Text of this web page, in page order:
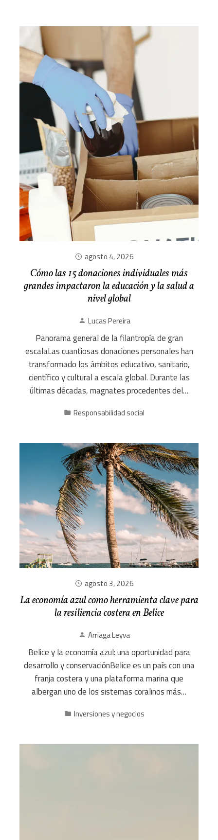
agosto 4, 2026
Cómo las 15 donaciones individuales más
grandes impactaron la educación y la salud a
nivel global
Lucas Pereira
Panorama general de la filantropía de gran
escalaLas cuantiosas donaciones personales han
transformado los ámbitos educativo, sanitario,
científico y cultural a escala global. Durante las
últimas décadas, magnates procedentes del…
Responsabilidad social
agosto 3, 2026
La economía azul como herramienta clave para
la resiliencia costera en Belice
Arriaga Leyva
Belice y la economía azul: una oportunidad para
desarrollo y conservaciónBelice es un país con una
franja costera y una plataforma marina que
albergan uno de los sistemas coralinos más…
Inversiones y negocios